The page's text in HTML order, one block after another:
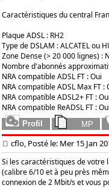
Caractéristiques du central
Plaque ADSL : RH2
Type de DSLAM : ALCATEL ou
Zone Dense (> 20 000 lignes) :
Nombre d'abonnés
NRA compatible ADSL FT : Oui
NRA compatible ADSL Max FT :
NRA compatible ADSL2+ FT : Oui
NRA compatible ReADSL FT : Oui
cflo, Posté le: Mer 15 Jan
Si les caractéristiques de votre
(calibre 6/10 et à peu près
connexion de 2 Mbit/s et vous